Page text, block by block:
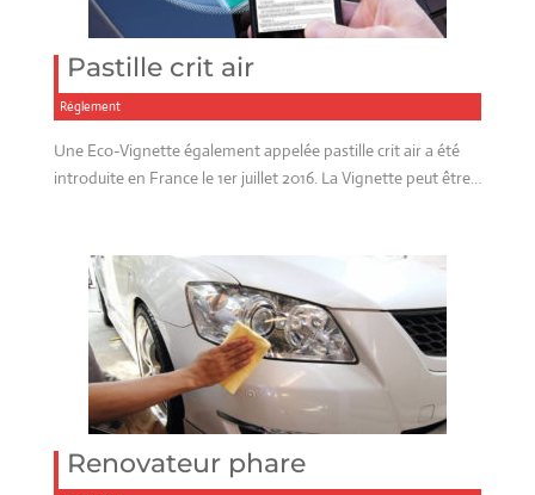
Pastille crit air
Réglement
Une Eco-Vignette également appelée pastille crit air a été
introduite en France le 1er juillet 2016. La Vignette peut être…
Renovateur phare